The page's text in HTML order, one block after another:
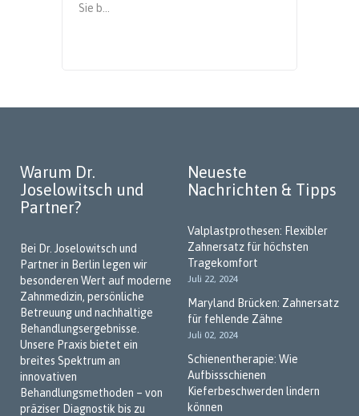
Sie b...
Warum Dr.
Joselowitsch und
Partner?
Bei Dr. Joselowitsch und
Partner in Berlin legen wir
besonderen Wert auf moderne
Zahnmedizin, persönliche
Betreuung und nachhaltige
Behandlungsergebnisse.
Unsere Praxis bietet ein
breites Spektrum an
innovativen
Behandlungsmethoden – von
präziser Diagnostik bis zu
Neueste
Nachrichten & Tipps
Valplastprothesen: Flexibler
Zahnersatz für höchsten
Tragekomfort
Juli 22, 2024
Maryland Brücken: Zahnersatz
für fehlende Zähne
Juli 02, 2024
Schienentherapie: Wie
Aufbissschienen
Kieferbeschwerden lindern
können